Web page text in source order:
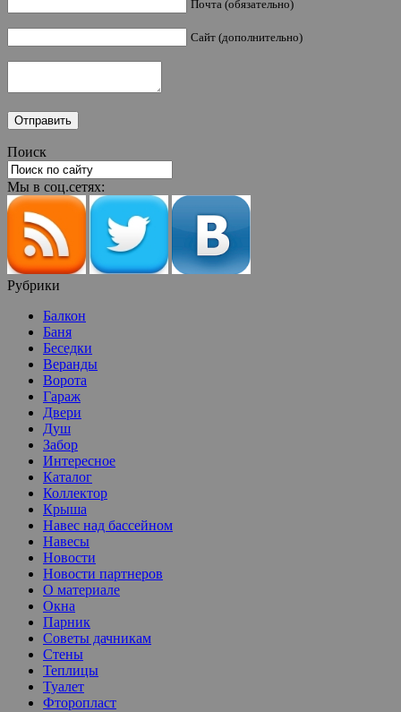
Почта (обязательно)
Сайт (дополнительно)
Поиск
Мы в соц.сетях:
Рубрики
Балкон
Баня
Беседки
Веранды
Ворота
Гараж
Двери
Душ
Забор
Интересное
Каталог
Коллектор
Крыша
Навес над бассейном
Навесы
Новости
Новости партнеров
О материале
Окна
Парник
Советы дачникам
Стены
Теплицы
Туалет
Фторопласт